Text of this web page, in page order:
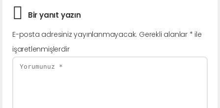
Bir yanıt yazın
E-posta adresiniz yayınlanmayacak. Gerekli alanlar * ile
işaretlenmişlerdir